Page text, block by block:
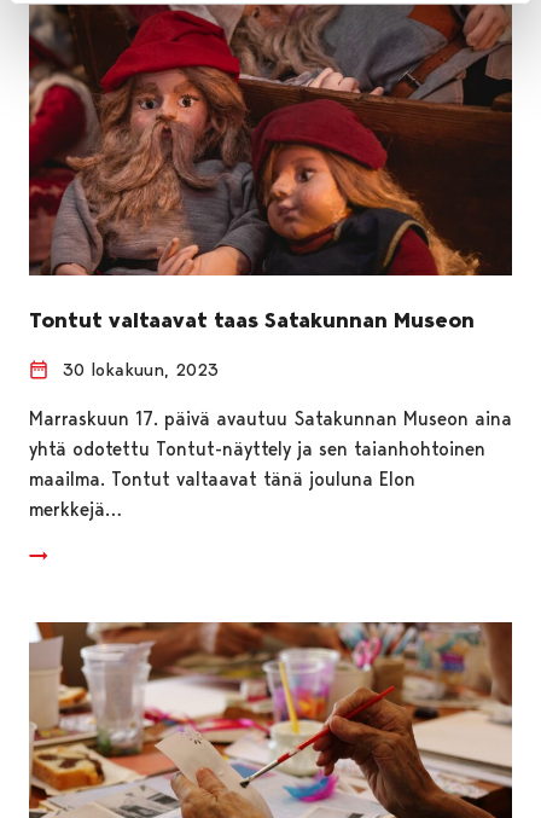
Tontut valtaavat taas Satakunnan Museon
30 lokakuun, 2023
Marraskuun 17. päivä avautuu Satakunnan Museon aina
yhtä odotettu Tontut-näyttely ja sen taianhohtoinen
maailma. Tontut valtaavat tänä jouluna Elon
merkkejä…